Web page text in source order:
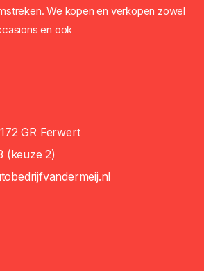
We kopen en verkopen zowel
en ook
GR Ferwert
(keuze 2)